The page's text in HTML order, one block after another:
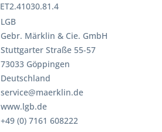
ET2.41030.81.4
LGB
Gebr. Märklin & Cie. GmbH
Stuttgarter Straße 55-57
73033 Göppingen
Deutschland
service@maerklin.de
www.lgb.de
+49 (0) 7161 608222